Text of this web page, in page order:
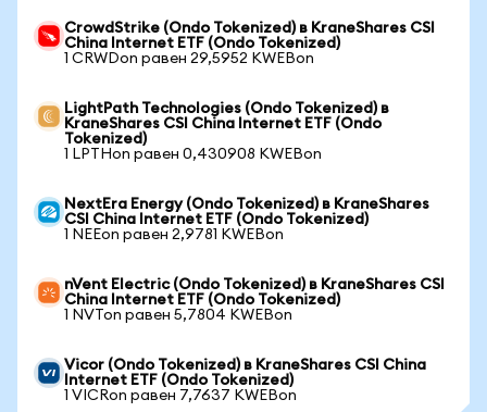
CrowdStrike (Ondo Tokenized) в KraneShares CSI
China Internet ETF (Ondo Tokenized)
1 CRWDon равен 29,5952 KWEBon
LightPath Technologies (Ondo Tokenized) в
KraneShares CSI China Internet ETF (Ondo
Tokenized)
1 LPTHon равен 0,430908 KWEBon
NextEra Energy (Ondo Tokenized) в KraneShares
CSI China Internet ETF (Ondo Tokenized)
1 NEEon равен 2,9781 KWEBon
nVent Electric (Ondo Tokenized) в KraneShares CSI
China Internet ETF (Ondo Tokenized)
1 NVTon равен 5,7804 KWEBon
Vicor (Ondo Tokenized) в KraneShares CSI China
Internet ETF (Ondo Tokenized)
1 VICRon равен 7,7637 KWEBon